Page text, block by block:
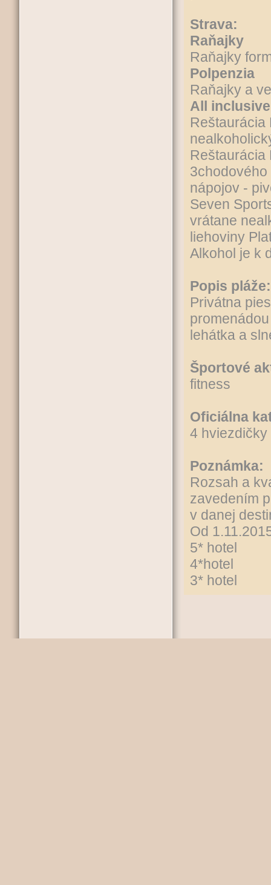
Strava:
Raňajky
Raňajky
Polpenzia
Raňajky a
All inclusive
Reštaurácia
Reštaurácia
nápojov -
Seven
vrátane
liehoviny
Alkohol je k
Popis pláže:
Privátna
lehátka a
Športové
fitness
Oficiálna
4 hviezdičky
Poznámka:
Rozsah a
zavedením
v danej
Od
5* hotel
4*hotel
3* hotel